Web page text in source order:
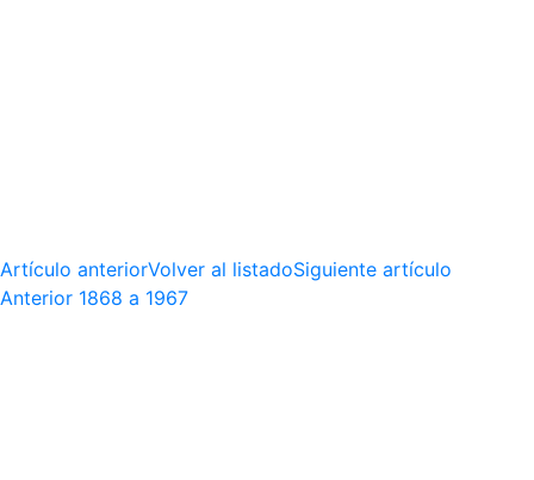
Artículo anteriorVolver al listadoSiguiente artículo
Anterior 1868 a 1967